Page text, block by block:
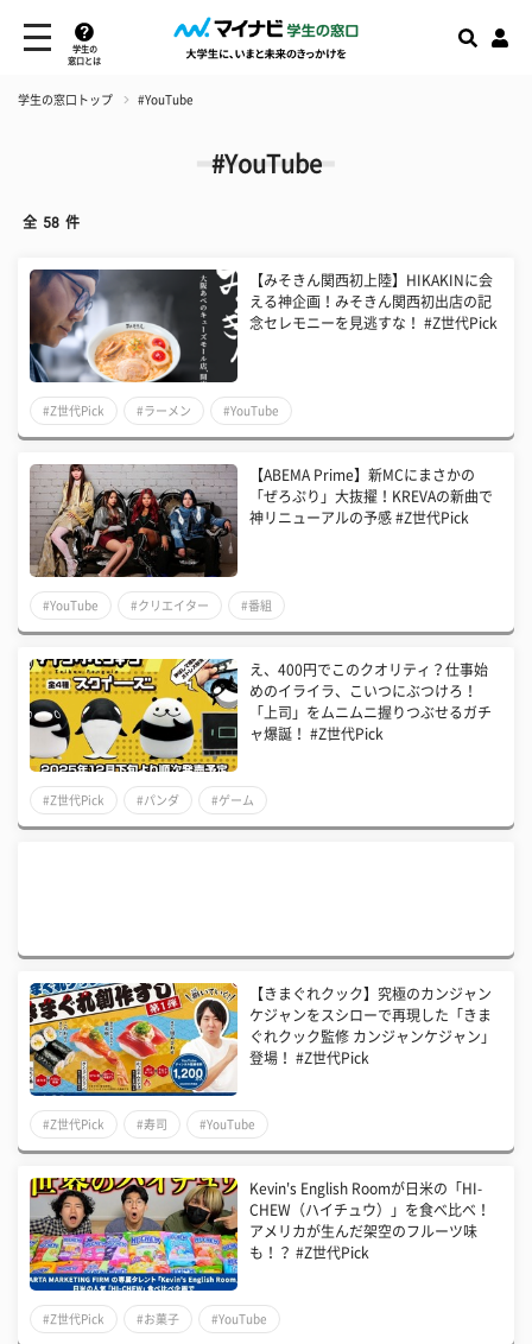
学生の
窓口とは
学生の窓口トップ #YouTube
#YouTube
全 58 件
【みそきん関西初上陸】HIKAKINに会
える神企画！みそきん関西初出店の記
念セレモニーを見逃すな！ #Z世代Pick
#Z世代Pick #ラーメン #YouTube
【ABEMA Prime】新MCにまさかの
「ぜろぷり」大抜擢！KREVAの新曲で
神リニューアルの予感 #Z世代Pick
#YouTube #クリエイター #番組
え、400円でこのクオリティ？仕事始
めのイライラ、こいつにぶつけろ！
「上司」をムニムニ握りつぶせるガチ
ャ爆誕！ #Z世代Pick
#Z世代Pick #パンダ #ゲーム
【きまぐれクック】究極のカンジャン
ケジャンをスシローで再現した「きま
ぐれクック監修 カンジャンケジャン」
登場！ #Z世代Pick
#Z世代Pick #寿司 #YouTube
Kevin's English Roomが日米の「HI-
CHEW（ハイチュウ）」を食べ比べ！
アメリカが生んだ架空のフルーツ味
も！？ #Z世代Pick
#Z世代Pick #お菓子 #YouTube